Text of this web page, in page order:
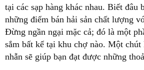
tại các sạp hàng khác nhau. Biết đâu
những điểm bán hải sản chất lượng
Đừng ngần ngại mặc cả; đó là một
sắm bất kể tại khu chợ nào. Một
nhẫn sẽ giúp bạn đạt được những